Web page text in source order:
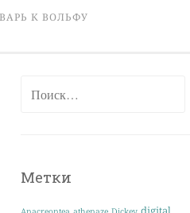
К ВОЛЬФУ
Найти:
Метки